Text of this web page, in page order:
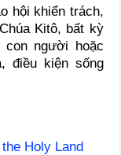
hội khiển trách,
Kitô, bất kỳ
người hoặc
điều kiện sống
Holy Land